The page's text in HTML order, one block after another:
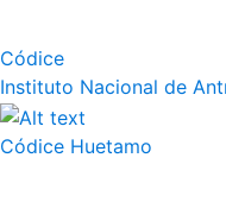
Códice
Instituto Nacional de
Códice Huetamo